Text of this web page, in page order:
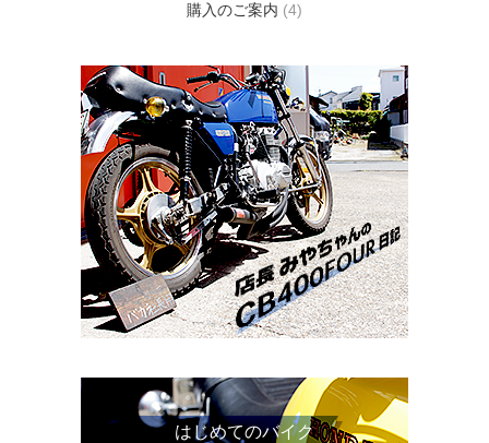
購入のご案内 (4)
はじめてのバイク